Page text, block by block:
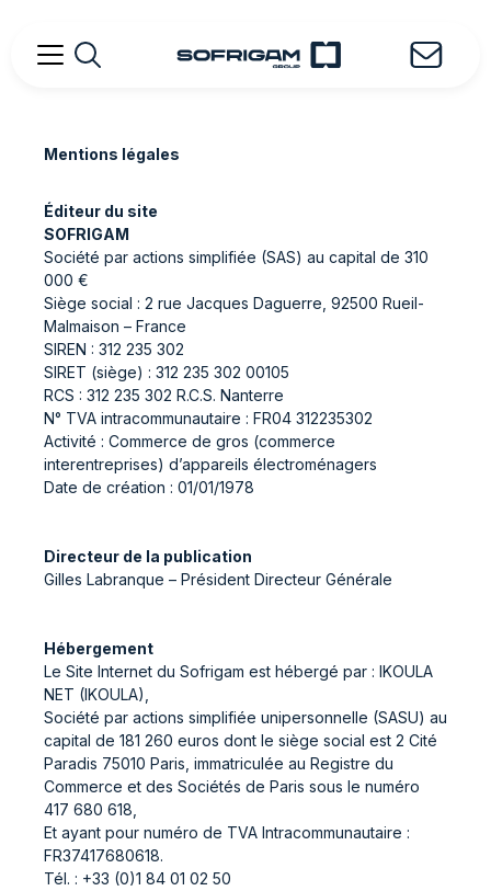
Mentions légales
Éditeur du site
SOFRIGAM
Société par actions simplifiée (SAS) au capital de 310
000 €
Siège social : 2 rue Jacques Daguerre, 92500 Rueil-
Malmaison – France
SIREN : 312 235 302
SIRET (siège) : 312 235 302 00105
RCS : 312 235 302 R.C.S. Nanterre
N° TVA intracommunautaire : FR04 312235302
Activité : Commerce de gros (commerce
interentreprises) d’appareils électroménagers
Date de création : 01/01/1978
Directeur de la publication
Gilles Labranque – Président Directeur Générale
Hébergement
Le Site Internet du Sofrigam est hébergé par : IKOULA
NET (IKOULA),
Société par actions simplifiée unipersonnelle (SASU) au
capital de 181 260 euros dont le siège social est 2 Cité
Paradis 75010 Paris, immatriculée au Registre du
Commerce et des Sociétés de Paris sous le numéro
417 680 618,
Et ayant pour numéro de TVA Intracommunautaire :
FR37417680618.
Tél. : +33 (0)1 84 01 02 50